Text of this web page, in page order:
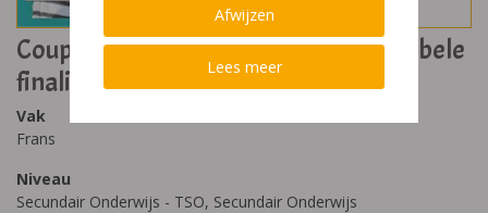
Coup de Coeur 3 Leerwerkboek - Dubbele
finaliteit
Vak
Frans
Niveau
Secundair Onderwijs - TSO, Secundair Onderwijs
Afwijzen
Lees meer